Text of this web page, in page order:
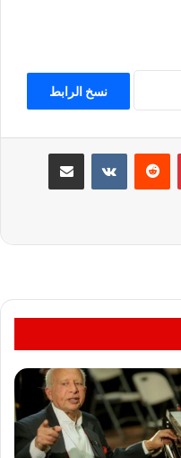
نسخ الرابط
بينتيريست مشاركة عبر البريد